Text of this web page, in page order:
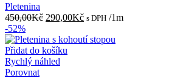
Pletenina
450,00Kč Původní
byla:
450,00Kč.
290,00KčAktuální
je:
s DPH /1m
-52%
Přidat do košíku
Rychlý náhled
Porovnat